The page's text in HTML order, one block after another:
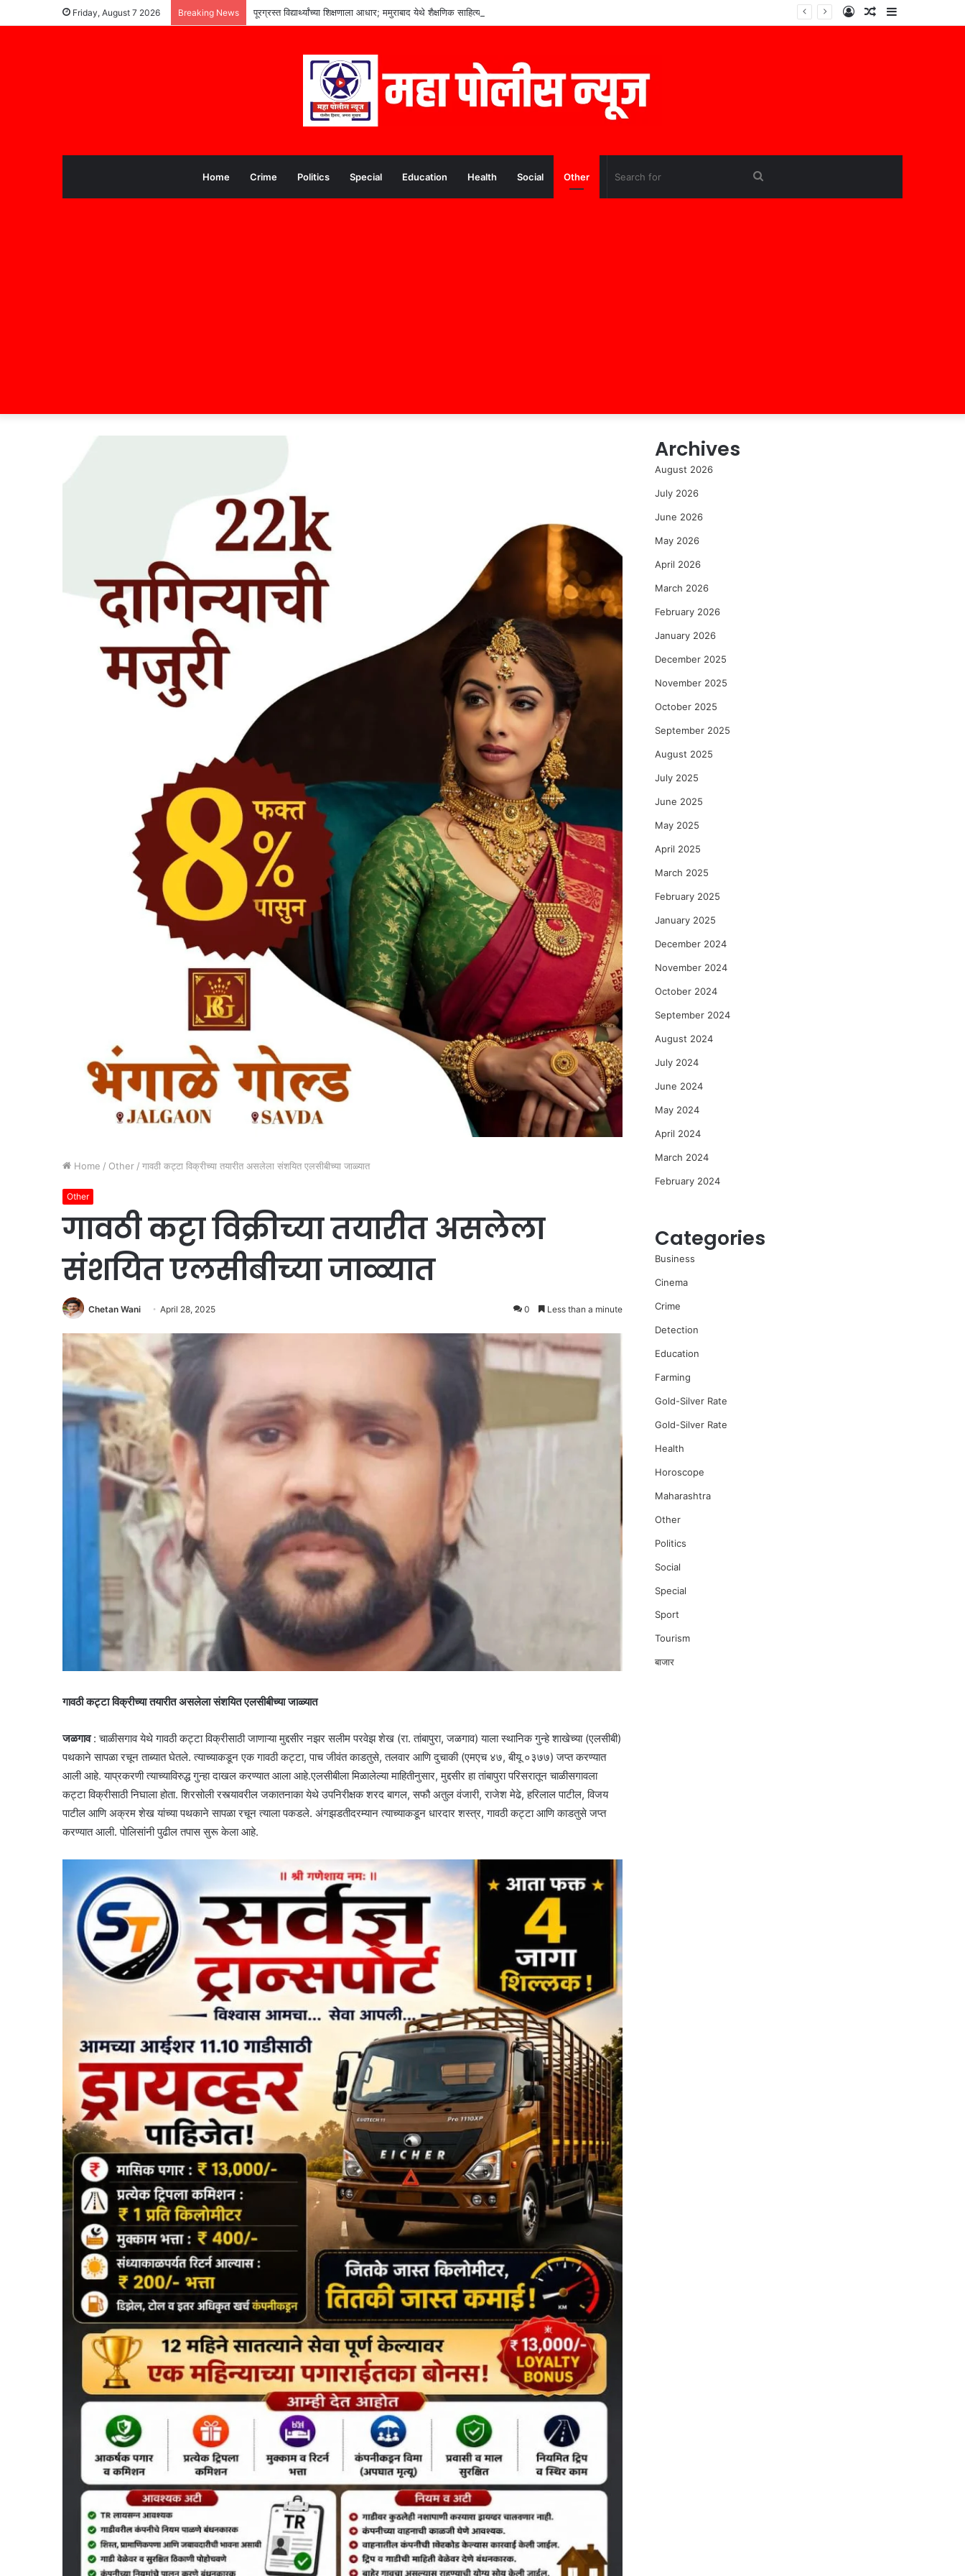
Friday, August 7 2026 Breaking News पूरग्रस्त विद्यार्थ्यांच्या शिक्षणाला आधार; ममुराबाद येथे शैक्षणिक साहित्याचे वाटप Sidebar
Random
Log
Home Crime Politics Special Education Health Social Other
Home / Other / गावठी कट्टा विक्रीच्या तयारीत असलेला संशयित एलसीबीच्या जाळ्यात
Other
गावठी कट्टा विक्रीच्या तयारीत असलेला
संशयित एलसीबीच्या जाळ्यात
Chetan Wani April 28, 2025 0 Less than a minute
गावठी कट्टा विक्रीच्या तयारीत असलेला संशयित एलसीबीच्या जाळ्यात
जळगाव: चाळीसगाव येथे गावठी कट्टा विक्रीसाठी जाणाऱ्या मुद्दसीर नझर सलीम परवेझ शेख (रा. तांबापुरा, जळगाव) याला स्थानिक गुन्हे शाखेच्या (एलसीबी)
पथकाने सापळा रचून ताब्यात घेतले. त्याच्याकडून एक गावठी कट्टा, पाच जीवंत काडतुसे, तलवार आणि दुचाकी (एमएच ४७, बीयू ०३७७) जप्त करण्यात
आली आहे. याप्रकरणी त्याच्याविरुद्ध गुन्हा दाखल करण्यात आला आहे.एलसीबीला मिळालेल्या माहितीनुसार, मुद्दसीर हा तांबापुरा परिसरातून चाळीसगावला
कट्टा विक्रीसाठी निघाला होता. शिरसोली रस्त्यावरील जकातनाका येथे उपनिरीक्षक शरद बागल, सफौ अतुल वंजारी, राजेश मेढे, हरिलाल पाटील, विजय
पाटील आणि अक्रम शेख यांच्या पथकाने सापळा रचून त्याला पकडले. अंगझडतीदरम्यान त्याच्याकडून धारदार शस्त्र, गावठी कट्टा आणि काडतुसे जप्त
करण्यात आली. पोलिसांनी पुढील तपास सुरू केला आहे.
Archives
August 2026
July 2026
June 2026
May 2026
April 2026
March 2026
February 2026
January 2026
December 2025
November 2025
October 2025
September 2025
August 2025
July 2025
June 2025
May 2025
April 2025
March 2025
February 2025
January 2025
December 2024
November 2024
October 2024
September 2024
August 2024
July 2024
June 2024
May 2024
April 2024
March 2024
February 2024
Categories
Business
Cinema
Crime
Detection
Education
Farming
Gold-Silver Rate
Gold-Silver Rate
Health
Horoscope
Maharashtra
Other
Politics
Social
Special
Sport
Tourism
बाजार